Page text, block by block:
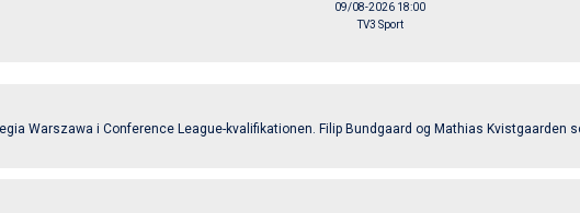
09/08-2026 18:00
TV3 Sport
Warszawa i Conference League-kvalifikationen. Filip Bundgaard og Mathias Kvistgaarden